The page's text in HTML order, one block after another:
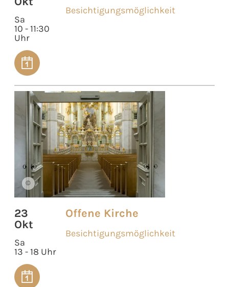
Sa
10 - 11:30
Uhr
Besichtigungsmöglichkeit
©
23
Okt
Sa
13 - 18 Uhr
Offene Kirche
Besichtigungsmöglichkeit